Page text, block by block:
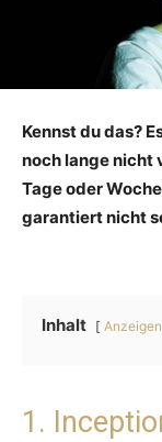
Kennst du das?
noch lange nicht
Tage oder
garantiert nicht
Inhalt Anzeigen
1.